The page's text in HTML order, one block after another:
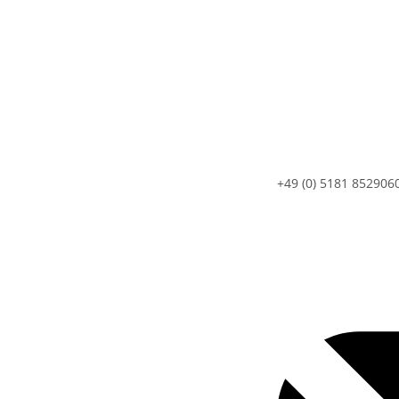
+49 (0) 5181